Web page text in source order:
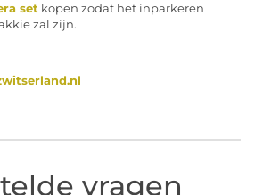
set kopen zodat het inparkeren
zal zijn.
vragen